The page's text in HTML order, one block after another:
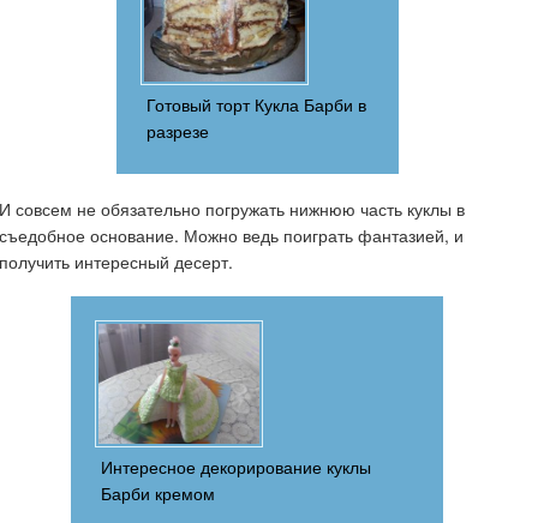
Готовый торт Кукла Барби в
разрезе
И совсем не обязательно погружать нижнюю часть куклы в
съедобное основание. Можно ведь поиграть фантазией, и
получить интересный десерт.
Интересное декорирование куклы
Барби кремом